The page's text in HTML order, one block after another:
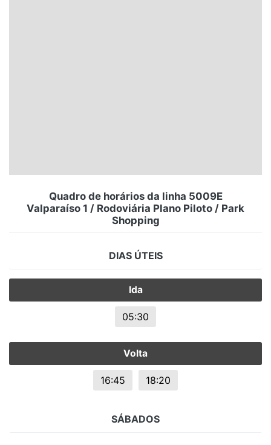
Quadro de horários da linha 5009E
Valparaíso 1 / Rodoviária Plano Piloto / Park
Shopping
DIAS ÚTEIS
Ida
05:30
Volta
16:45 18:20
SÁBADOS